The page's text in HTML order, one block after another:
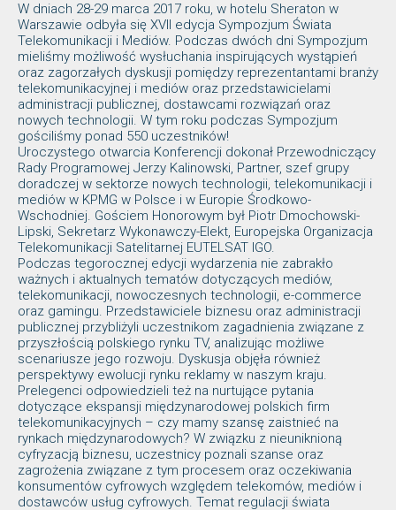
W dniach 28-29 marca 2017 roku, w hotelu Sheraton w
Warszawie odbyła się XVII edycja Sympozjum Świata
Telekomunikacji i Mediów. Podczas dwóch dni Sympozjum
mieliśmy możliwość wysłuchania inspirujących wystąpień
oraz zagorzałych dyskusji pomiędzy reprezentantami branży
telekomunikacyjnej i mediów oraz przedstawicielami
administracji publicznej, dostawcami rozwiązań oraz
nowych technologii. W tym roku podczas Sympozjum
gościliśmy ponad 550 uczestników!
Uroczystego otwarcia Konferencji dokonał Przewodniczący
Rady Programowej Jerzy Kalinowski, Partner, szef grupy
doradczej w sektorze nowych technologii, telekomunikacji i
mediów w KPMG w Polsce i w Europie Środkowo-
Wschodniej. Gościem Honorowym był Piotr Dmochowski-
Lipski, Sekretarz Wykonawczy-Elekt, Europejska Organizacja
Telekomunikacji Satelitarnej EUTELSAT IGO.
Podczas tegorocznej edycji wydarzenia nie zabrakło
ważnych i aktualnych tematów dotyczących mediów,
telekomunikacji, nowoczesnych technologii, e-commerce
oraz gamingu. Przedstawiciele biznesu oraz administracji
publicznej przybliżyli uczestnikom zagadnienia związane z
przyszłością polskiego rynku TV, analizując możliwe
scenariusze jego rozwoju. Dyskusja objęła również
perspektywy ewolucji rynku reklamy w naszym kraju.
Prelegenci odpowiedzieli też na nurtujące pytania
dotyczące ekspansji międzynarodowej polskich firm
telekomunikacyjnych – czy mamy szansę zaistnieć na
rynkach międzynarodowych? W związku z nieuniknioną
cyfryzacją biznesu, uczestnicy poznali szanse oraz
zagrożenia związane z tym procesem oraz oczekiwania
konsumentów cyfrowych względem telekomów, mediów i
dostawców usług cyfrowych. Temat regulacji świata